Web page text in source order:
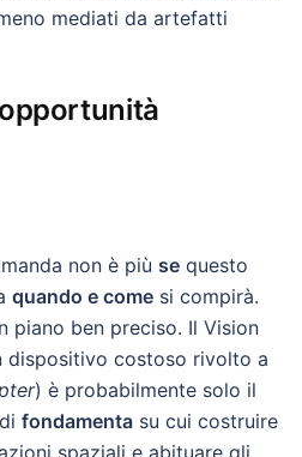
mediati da artefatti
non è più se questo
quando e come si compirà.
piano ben preciso. Il Vision
dispositivo costoso rivolto a
) è probabilmente solo il
fondamenta su cui costruire
spaziali e abituare gli